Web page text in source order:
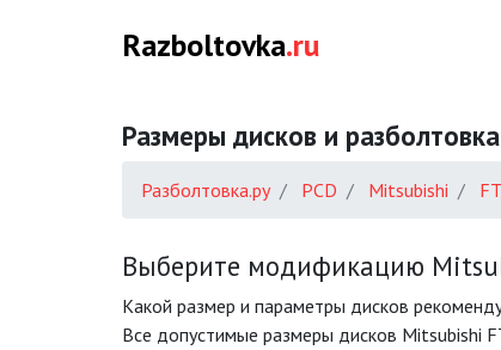
Razboltovka.ru
Размеры дисков и
Разболтовка.ру PCD Mitsubishi
Выберите модификацию
Какой размер и параметры дисков
Все допустимые размеры дисков Mitsubishi